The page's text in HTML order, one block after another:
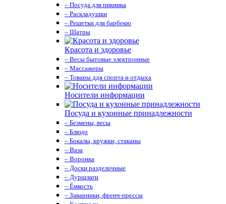
– Посуда для пикника
– Раскладушки
– Решетки для барбекю
– Шатры
Красота и здоровье
– Весы бытовые электронные
– Массажеры
– Товары ддя спорта и отдыха
Носители информации
Посуда и кухонные принадлежности
– Безмены, весы
– Блюдо
– Бокалы, кружки, стаканы
– Ваза
– Воронка
– Доски разделочные
– Дуршлаги
– Ёмкость
– Заварники, френч-прессы